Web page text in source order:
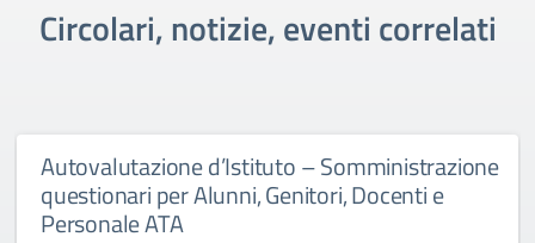
Circolari, notizie, eventi correlati
Autovalutazione d’Istituto – Somministrazione
questionari per Alunni, Genitori, Docenti e
Personale ATA